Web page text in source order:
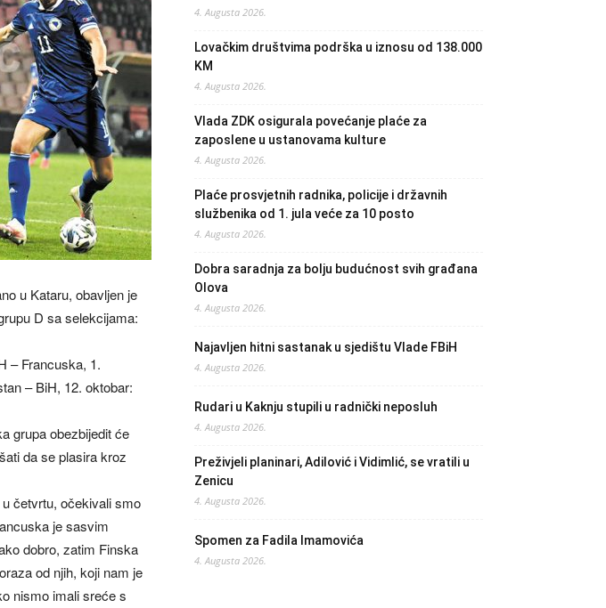
u Kataru, obavljen je
D sa selekcijama:
– Francuska, 1.
– BiH, 12. oktobar:
grupa obezbijedit će
da se plasira kroz
četvrtu, očekivali smo
je sasvim
dobro, zatim Finska
od njih, koji nam je
nismo imali sreće s
4. Augusta 2026.
Lovačkim društvima podrška u iznosu od 138.000
KM
4. Augusta 2026.
Vlada ZDK osigurala povećanje plaće za
zaposlene u ustanovama kulture
4. Augusta 2026.
Plaće prosvjetnih radnika, policije i državnih
službenika od 1. jula veće za 10 posto
4. Augusta 2026.
Dobra saradnja za bolju budućnost svih građana
Olova
4. Augusta 2026.
Najavljen hitni sastanak u sjedištu Vlade FBiH
4. Augusta 2026.
Rudari u Kaknju stupili u radnički neposluh
4. Augusta 2026.
Preživjeli planinari, Adilović i Vidimlić, se vratili u
Zenicu
4. Augusta 2026.
Spomen za Fadila Imamovića
4. Augusta 2026.